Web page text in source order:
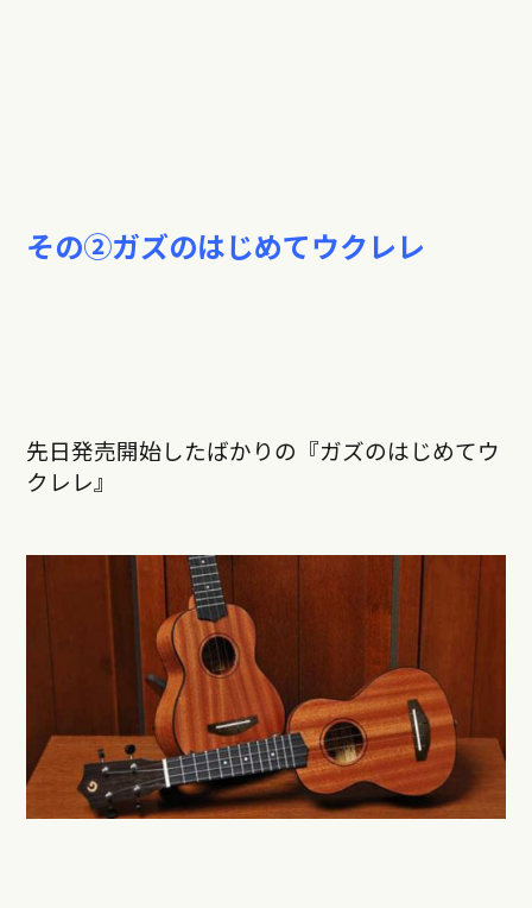
その②ガズのはじめてウクレレ
先日発売開始したばかりの『ガズのはじめてウ
クレレ』